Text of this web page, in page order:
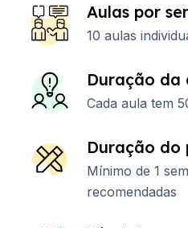
Aulas por
10 aulas
Duração da
Cada aula tem
Duração do
Mínimo de 1
recomendadas